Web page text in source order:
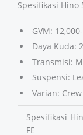
Spesifikasi Hino
GVM:
Daya Kuda:
Transmisi:
Suspensi:
Varian:
Spesifikasi
FE